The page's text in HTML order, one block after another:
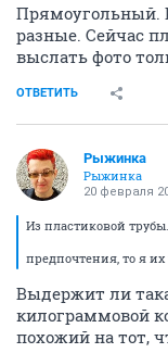
Прямоугольный.
разные. Сейчас
выслать фото
ОТВЕТИТЬ
Рыжинка
Рыжинка
20 февраля
Из пластиковой
предпочтения, то я
Выдержит ли
килограммовой
похожий на тот,